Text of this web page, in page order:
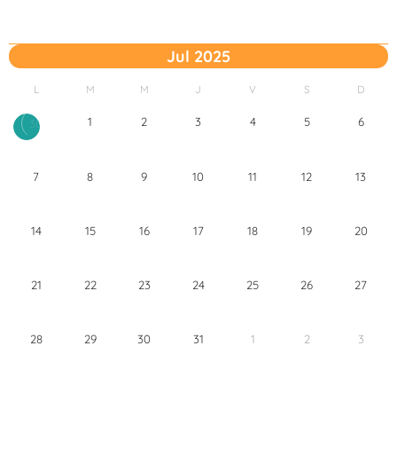
Jul 2025
L M M J V S D
30 1 2 3 4 5 6
7 8 9 10 11 12 13
14 15 16 17 18 19 20
21 22 23 24 25 26 27
28 29 30 31 1 2 3